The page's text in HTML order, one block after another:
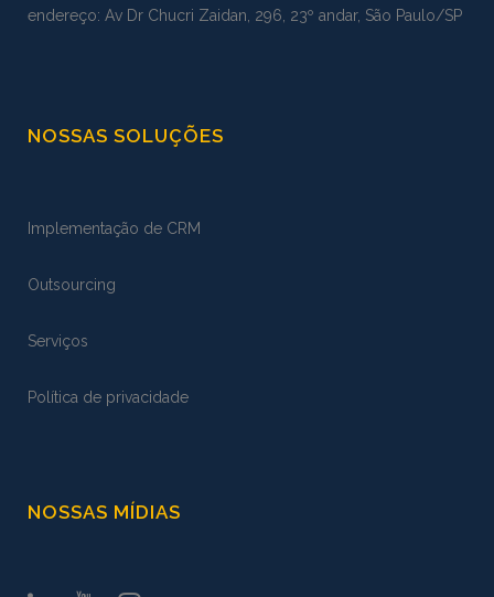
endereço: Av Dr Chucri Zaidan, 296, 23º andar, São Paulo/SP
NOSSAS SOLUÇÕES
Implementação de CRM
Outsourcing
Serviços
Política de privacidade
NOSSAS MÍDIAS